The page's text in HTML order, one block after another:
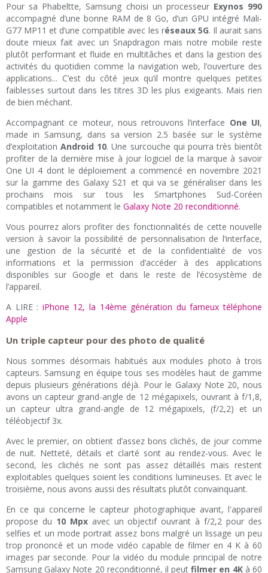
Pour sa Phabeltte, Samsung choisi un processeur Exynos 990
accompagné d’une bonne RAM de 8 Go, d’un GPU intégré Mali-
G77 MP11 et d’une compatible avec les réseaux 5G. Il aurait sans
doute mieux fait avec un Snapdragon mais notre mobile reste
plutôt performant et fluide en multitâches et dans la gestion des
activités du quotidien comme la navigation web, l’ouverture des
applications... C’est du côté jeux qu’il montre quelques petites
faiblesses surtout dans les titres 3D les plus exigeants. Mais rien
de bien méchant.
Accompagnant ce moteur, nous retrouvons l’interface One UI,
made in Samsung, dans sa version 2.5 basée sur le système
d’exploitationAndroid 10. Une surcouche qui pourra très bientôt
profiter de la dernière mise à jour logiciel de la marque à savoir
One UI 4 dont le déploiement a commencé en novembre 2021
sur la gamme des Galaxy S21 et qui va se généraliser dans les
prochains mois sur tous les Smartphones Sud-Coréen
compatibles et notamment le Galaxy Note 20 reconditionné.
Vous pourrez alors profiter des fonctionnalités de cette nouvelle
version à savoir la possibilité de personnalisation de l’interface,
une gestion de la sécurité et de la confidentialité de vos
informations et la permission d’accéder à des applications
disponibles sur Google et dans le reste de l’écosystème de
l’appareil.
A LIRE : iPhone 12, la 14ème génération du fameux téléphone
Apple
Un triple capteur pour des photo de qualité
Nous sommes désormais habitués aux modules photo à trois
capteurs. Samsung en équipe tous ses modèles haut de gamme
depuis plusieurs générations déjà. Pour le Galaxy Note 20, nous
avons un capteur grand-angle de 12 mégapixels, ouvrant à f/1,8,
un capteur ultra grand-angle de 12 mégapixels, (f/2,2) et un
téléobjectif 3x.
Avec le premier, on obtient d’assez bons clichés, de jour comme
de nuit. Netteté, détails et clarté sont au rendez-vous. Avec le
second, les clichés ne sont pas assez détaillés mais restent
exploitables quelques soient les conditions lumineuses. Et avec le
troisième, nous avons aussi des résultats plutôt convainquant.
En ce qui concerne le capteur photographique avant, l'appareil
propose du 10 Mpxavec un objectif ouvrant à f/2,2 pour des
selfies et un mode portrait assez bons malgré un lissage un peu
trop prononcé et un mode vidéo capable de filmer en 4 K à 60
images par seconde. Pour la vidéo du module principal de notre
Samsung Galaxy Note 20 reconditionné, il peutfilmer en 4K à 60